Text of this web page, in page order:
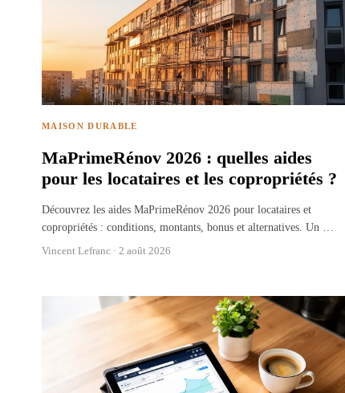
MAISON DURABLE
MaPrimeRénov 2026 : quelles aides
pour les locataires et les copropriétés ?
Découvrez les aides MaPrimeRénov 2026 pour locataires et
copropriétés : conditions, montants, bonus et alternatives. Un …
Vincent Lefranc · 2 août 2026